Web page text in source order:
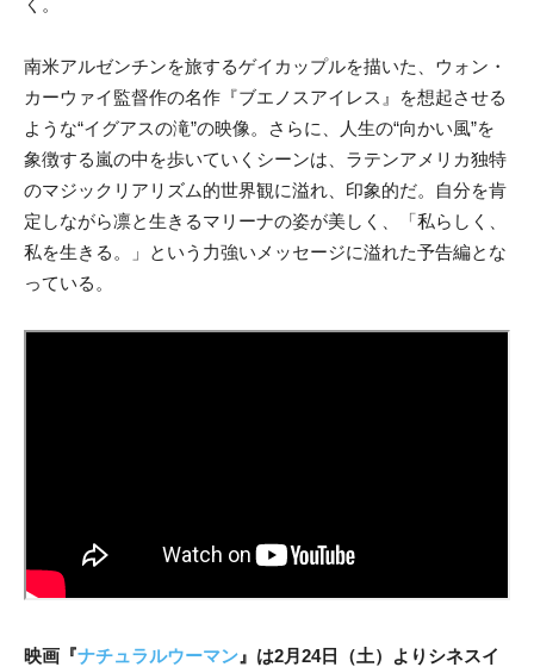
南米アルゼンチンを旅するゲイカップルを描いた、ウォン・
カーウァイ監督作の名作『ブエノスアイレス』を想起させる
ような“イグアスの滝”の映像。さらに、人生の“向かい風”を
象徴する嵐の中を歩いていくシーンは、ラテンアメリカ独特
のマジックリアリズム的世界観に溢れ、印象的だ。自分を肯
定しながら凛と生きるマリーナの姿が美しく、「私らしく、
私を生きる。」という力強いメッセージに溢れた予告編とな
っている。
映画『ナチュラルウーマン 』は2月24日（土）よりシネスイ